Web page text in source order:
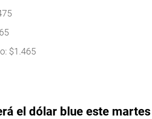
$1.465
el dólar blue este